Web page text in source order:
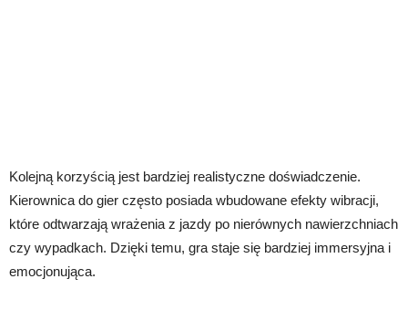
Kolejną korzyścią jest bardziej realistyczne doświadczenie.
Kierownica do gier często posiada wbudowane efekty wibracji,
które odtwarzają wrażenia z jazdy po nierównych nawierzchniach
czy wypadkach. Dzięki temu, gra staje się bardziej immersyjna i
emocjonująca.